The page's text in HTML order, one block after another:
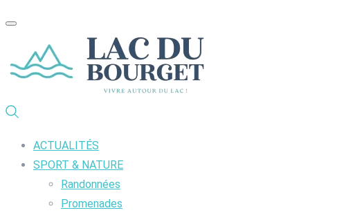
ACTUALITÉS
SPORT & NATURE
Randonnées
Promenades